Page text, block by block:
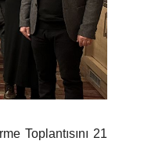
Toplantısını 21